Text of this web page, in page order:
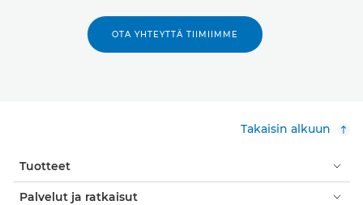
OTA YHTEYTTÄ TIIMIIMME
Takaisin alkuun
Tuotteet
Palvelut ja ratkaisut